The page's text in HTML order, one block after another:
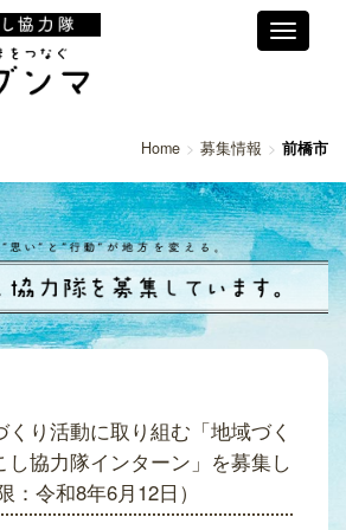
Toggle
Home 募集情報 前橋市
り活動に取り組む「地域づく
し協力隊インターン」を募集し
：令和8年6月12日）